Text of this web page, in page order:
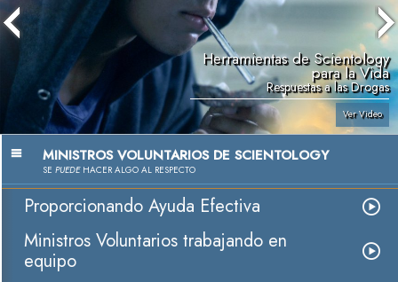
Herramientas de Scientology
para la Vida
Respuestas a las Drogas
Ver Video
MINISTROS VOLUNTARIOS DE SCIENTOLOGY
SE PUEDEHACER ALGO AL RESPECTO
Proporcionando Ayuda Efectiva
Ministros Voluntarios trabajando en
equipo